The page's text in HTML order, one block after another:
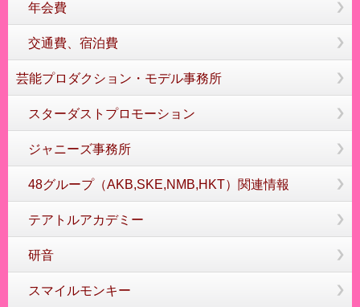
年会費
交通費、宿泊費
芸能プロダクション・モデル事務所
スターダストプロモーション
ジャニーズ事務所
48グループ（AKB,SKE,NMB,HKT）関連情報
テアトルアカデミー
研音
スマイルモンキー